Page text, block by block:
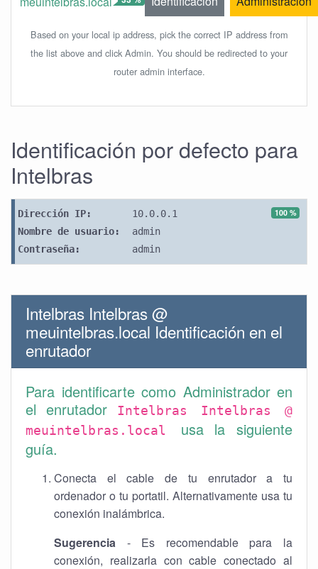
Based on your local ip address, pick the correct IP address from
the list above and click Admin. You should be redirected to your
router admin interface.
Identificación por defecto para
Intelbras
100 %
Dirección IP:
10.0.0.1
Nombre de usuario:
admin
Contraseña:
admin
Intelbras Intelbras @
meuintelbras.local Identificación en el
enrutador
Para identificarte como Administrador en
el enrutador
Intelbras Intelbras @
meuintelbras.local usa la siguiente
guía.
Conecta el cable de tu enrutador a tu
ordenador o tu portatil. Alternativamente usa tu
conexión inalámbrica.
Sugerencia - Es recomendable para la
conexión, realizarla con cable conectado al